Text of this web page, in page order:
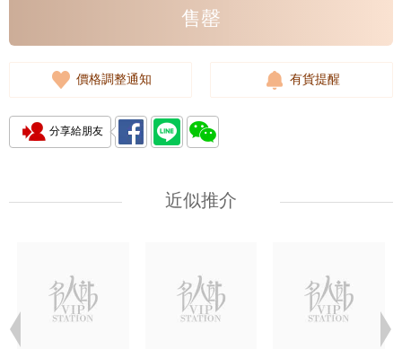
售罄
價格調整通知 有貨提醒
分享給朋友
近似推介